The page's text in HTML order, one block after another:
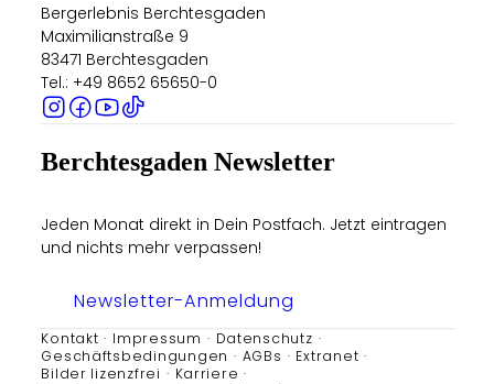
Bergerlebnis Berchtesgaden
Maximilianstraße 9
83471 Berchtesgaden
Tel.: +49 8652 65650-0
Berchtesgaden Newsletter
Jeden Monat direkt in Dein Postfach. Jetzt eintragen
und nichts mehr verpassen!
Newsletter-Anmeldung
Kontakt Impressum
Datenschutz
Geschäftsbedingungen
AGBs
Extranet
Bilder lizenzfrei
Karriere